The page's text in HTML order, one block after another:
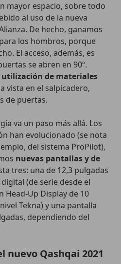
mayor espacio, sobre todo
al uso de la nueva
De hecho, ganamos
los hombros, porque
El acceso, además, es
se abren en 90º.
de materiales
vista en el salpicadero,
de puertas.
va un paso más allá. Los
han evolucionado (se nota
del sistema ProPilot),
nuevas pantallas y de
tres: una de 12,3 pulgadas
(de serie desde el
Head-Up Display de 10
Tekna) y una pantalla
dependiendo del
nuevo Qashqai 2021